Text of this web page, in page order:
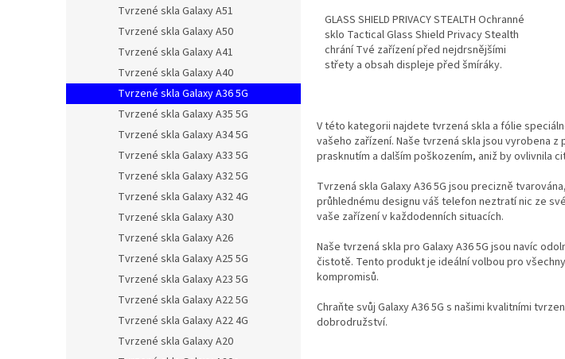
Tvrzené skla Galaxy A51
Tvrzené skla Galaxy A50
Tvrzené skla Galaxy A41
Tvrzené skla Galaxy A40
Tvrzené skla Galaxy A36 5G
Tvrzené skla Galaxy A35 5G
Tvrzené skla Galaxy A34 5G
Tvrzené skla Galaxy A33 5G
Tvrzené skla Galaxy A32 5G
Tvrzené skla Galaxy A32 4G
Tvrzené skla Galaxy A30
Tvrzené skla Galaxy A26
Tvrzené skla Galaxy A25 5G
Tvrzené skla Galaxy A23 5G
Tvrzené skla Galaxy A22 5G
Tvrzené skla Galaxy A22 4G
Tvrzené skla Galaxy A20
GLASS SHIELD PRIVACY STEALTH Ochranné
sklo Tactical Glass Shield Privacy Stealth
chrání Tvé zařízení před nejdrsnějšími
střety a obsah displeje před šmíráky.
V této kategorii najdete tvrzená skla a fólie
vašeho zařízení. Naše tvrzená skla jsou vyrobena
prasknutím a dalším poškozením, aniž by ovlivnila
Tvrzená skla Galaxy A36 5G jsou precizně
průhlednému designu váš telefon neztratí nic ze
vaše zařízení v každodenních situacích.
Naše tvrzená skla pro Galaxy A36 5G jsou navíc
čistotě. Tento produkt je ideální volbou pro
kompromisů.
Chraňte svůj Galaxy A36 5G s našimi kvalitními
dobrodružství.